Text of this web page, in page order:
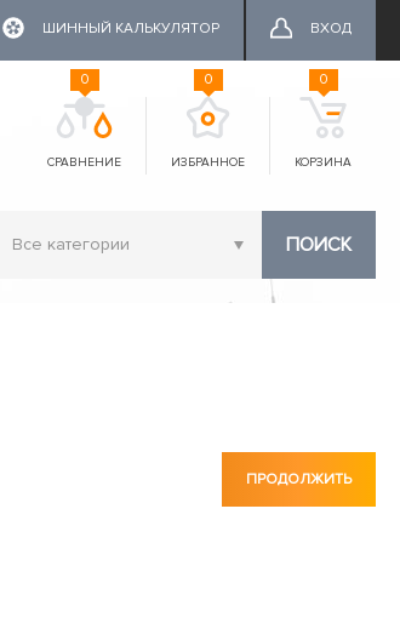
ШИННЫЙ КАЛЬКУЛЯТОР ВХОД
СРАВНЕНИЕ
0
ИЗБРАННОЕ
0
КОРЗИНА
0
ПОИСК
ПРОДОЛЖИТЬ